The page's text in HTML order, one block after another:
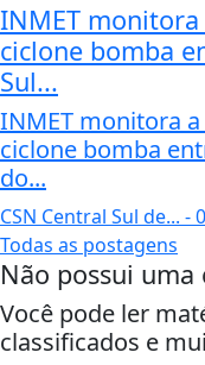
INMET
ciclone bomba
Sul...
INMET monitora
ciclone bomba
do...
CSN Central Sul de... -
Todas as postagens
Não possui uma
Você pode ler
classificados e